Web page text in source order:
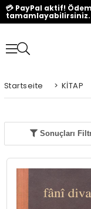
💳 PayPal aktif!
tamamlayabilirsiniz.
Startseite > KİTAP
Sonuçları